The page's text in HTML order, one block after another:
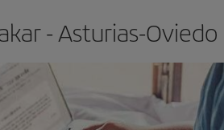
- Asturias-Oviedo